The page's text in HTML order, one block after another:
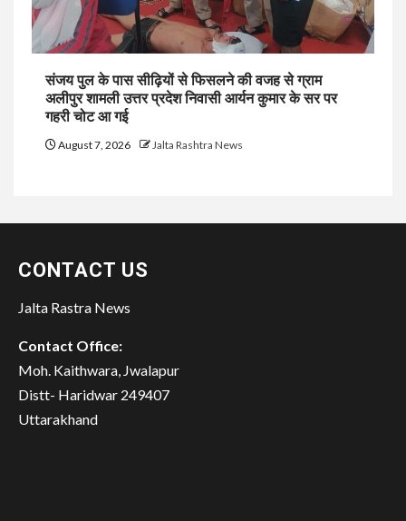
संजय पुल के पास सीढ़ियों से फिसलने की वजह से ग्राम
अलीपुर शामली उत्तर प्रदेश निवासी आर्यन कुमार के सर पर
गहरी चोट आ गई
August 7, 2026 Jalta Rashtra News
CONTACT US
Jalta Rastra News
Contact Office:
Moh. Kaithwara, Jwalapur
Distt- Haridwar 249407
Uttarakhand